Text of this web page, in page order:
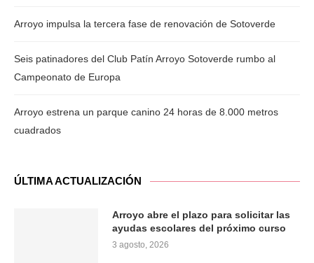
Arroyo impulsa la tercera fase de renovación de Sotoverde
Seis patinadores del Club Patín Arroyo Sotoverde rumbo al
Campeonato de Europa
Arroyo estrena un parque canino 24 horas de 8.000 metros
cuadrados
ÚLTIMA ACTUALIZACIÓN
Arroyo abre el plazo para solicitar las
ayudas escolares del próximo curso
3 agosto, 2026